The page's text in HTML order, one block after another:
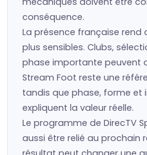
conséquence.
La présence française rend
plus sensibles. Clubs,
phase importante peuvent
Stream Foot reste une
tandis que phase, forme
expliquent la valeur réelle.
Le programme de DirecTV
aussi être relié au prochain